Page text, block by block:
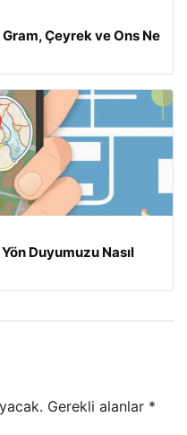
Gram, Çeyrek ve Ons Ne
Duyumuzu Nasıl
Gerekli alanlar *